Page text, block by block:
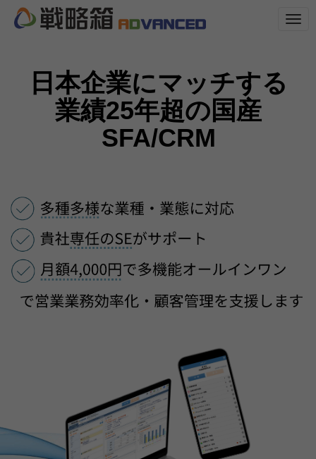
N
日本企業にマッチする
業績25年超の国産
SFA/CRM